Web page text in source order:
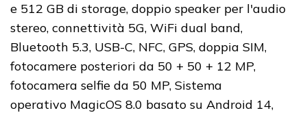
e 512 GB di storage, doppio speaker per l'audio
stereo, connettività 5G, WiFi dual band,
Bluetooth 5.3, USB-C, NFC, GPS, doppia SIM,
fotocamere posteriori da 50 + 50 + 12 MP,
fotocamera selfie da 50 MP, Sistema
operativo MagicOS 8.0 basato su Android 14,